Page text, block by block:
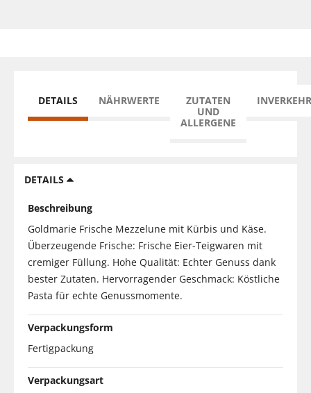
DETAILS NÄHRWERTE
ZUTATEN
UND
ALLERGENE
DETAILS
Beschreibung
Goldmarie Frische Mezzelune mit Kürbis und Käse.
Überzeugende Frische: Frische Eier-Teigwaren mit
cremiger Füllung. Hohe Qualität: Echter Genuss dank
bester Zutaten. Hervorragender Geschmack: Köstliche
Pasta für echte Genussmomente.
Verpackungsform
Fertigpackung
Verpackungsart